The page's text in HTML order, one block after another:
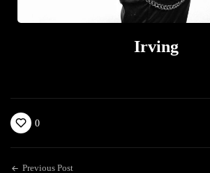
Irving
0
Previous Post